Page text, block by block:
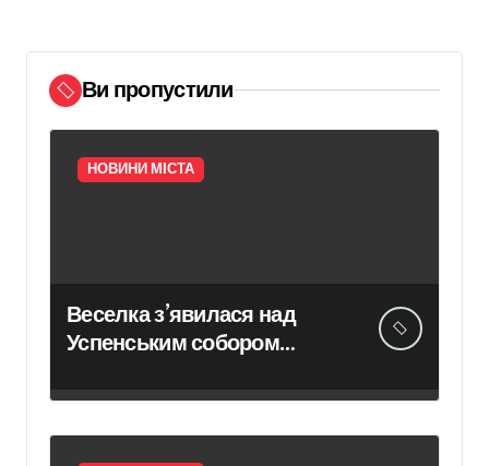
Ви пропустили
НОВИНИ МІСТА
Веселка з’явилася над
Успенським собором